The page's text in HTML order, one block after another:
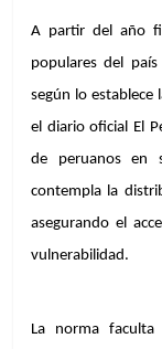
A partir del año
populares del
según lo establece
el diario oficial El
de peruanos en
contempla la
asegurando el
vulnerabilidad.
La norma